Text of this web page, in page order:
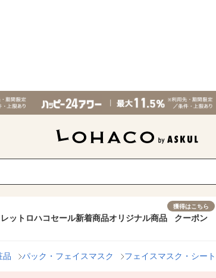
ット ロハコセール新着商品オリジナル商品
獲得はこちら
クーポン
品 パック・フェイスマスク フェイスマスク・シート